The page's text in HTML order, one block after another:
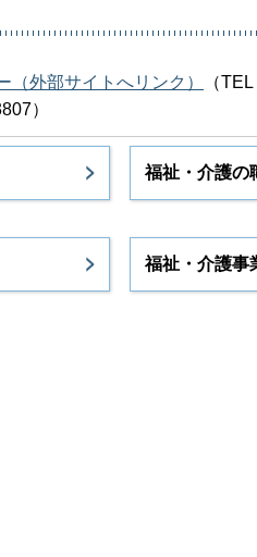
（外部サイトへリンク）
（
）
福祉・介護の
福祉・介護事